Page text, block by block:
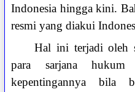
Indonesia hingga kini.
resmi yang diakui
Hal ini terjadi oleh
para sarjana hukum
kepentingannya bila